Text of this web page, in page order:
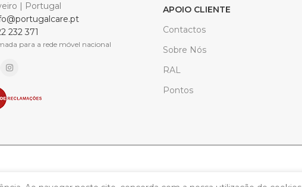
| Portugal
232 371
para a rede móvel nacional
APOIO CLIENTE
Contactos
Sobre Nós
RAL
Pontos